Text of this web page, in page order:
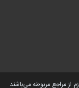
از مراجع مربوطه می‌باشند